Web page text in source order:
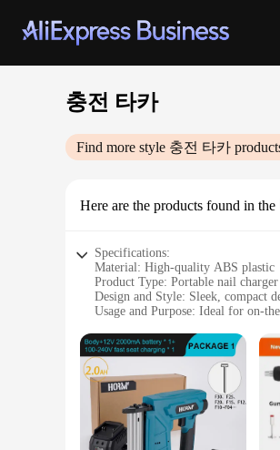
충전 타카
Find more style 충전 타카
Here are the products found in the
Specifications:
Material: High-quality ABS plastic
Product Type: Portable nail charger
Design and Style: Sleek, compact
Usage and Purpose: Ideal for on-
Parts and Accessories: Includes a
Features:
**Effortless Charging and
The 충전 타카 네일 건 is a game-
Its compact size ensures that it
day out, this charger set is your